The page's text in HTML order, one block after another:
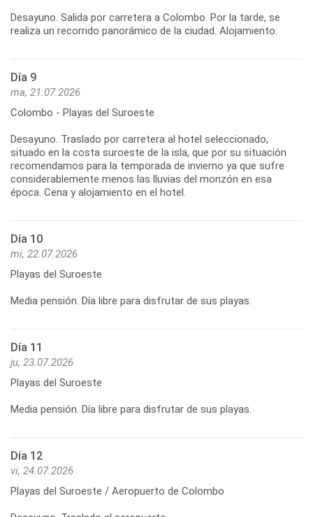
Desayuno. Salida por carretera a Colombo. Por la tarde, se
Día 9
ma, 21.07.2026
Colombo - Playas del Suroeste
Desayuno. Traslado por carretera al hotel seleccionado,
situado en la costa suroeste de la isla, que por su situación
recomendamos para la temporada de invierno ya que sufre
considerablemente menos las lluvias del monzón en esa
Día 10
mi, 22.07.2026
Playas del Suroeste
Media pensión. Día libre para disfrutar de sus playas.
Día 11
ju, 23.07.2026
Playas del Suroeste
Media pensión. Día libre para disfrutar de sus playas.
Día 12
vi, 24.07.2026
Playas del Suroeste / Aeropuerto de Colombo